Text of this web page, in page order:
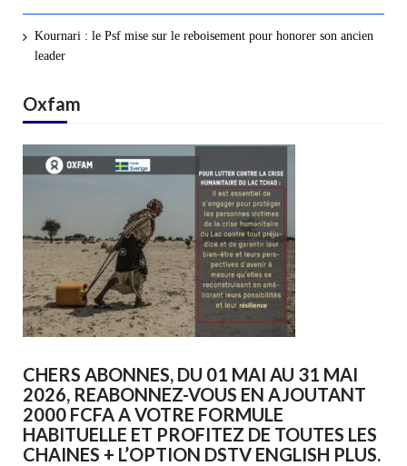
Kournari : le Psf mise sur le reboisement pour honorer son ancien
leader
Oxfam
CHERS ABONNES, DU 01 MAI AU 31 MAI
2026, REABONNEZ-VOUS EN AJOUTANT
2000 FCFA A VOTRE FORMULE
HABITUELLE ET PROFITEZ DE TOUTES LES
CHAINES + L’OPTION DSTV ENGLISH PLUS.